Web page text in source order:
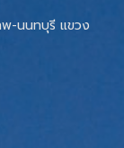
-นนทบุรี แขวง